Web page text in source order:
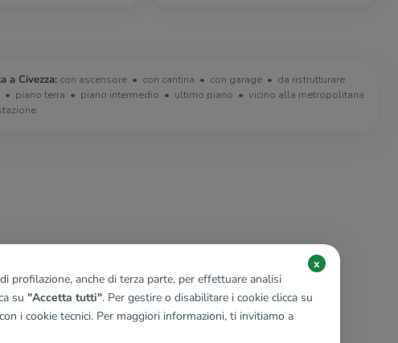
a Civezza: con ascensore con cantina con garage
da ristrutturare
piano terra piano intermedio ultimo piano
vicino alla metropolitana
profilazione, anche di terza parte, per effettuare analisi
su "Accetta tutti". Per gestire o disabilitare i cookie clicca su
i cookie tecnici. Per maggiori informazioni, ti invitiamo a
x